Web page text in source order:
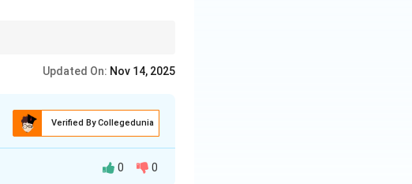
Updated On: Nov 14, 2025
Verified By Collegedunia
0 0